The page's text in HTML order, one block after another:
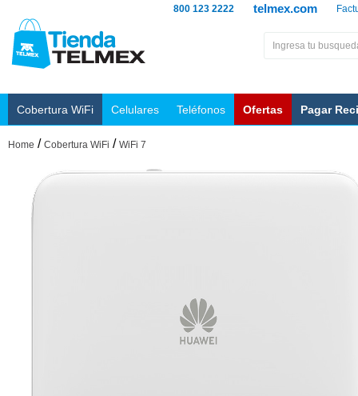
telmex.com
800 123 2222
Cobertura WiFi Celulares Teléfonos Ofertas Pagar
Home / Cobertura WiFi / WiFi 7